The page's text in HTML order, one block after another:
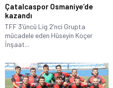
Çatalcaspor Osmaniye’de
kazandı
TFF 3’üncü Lig 2’nci Grupta
mücadele eden Hüseyin Koçer
İnşaat...